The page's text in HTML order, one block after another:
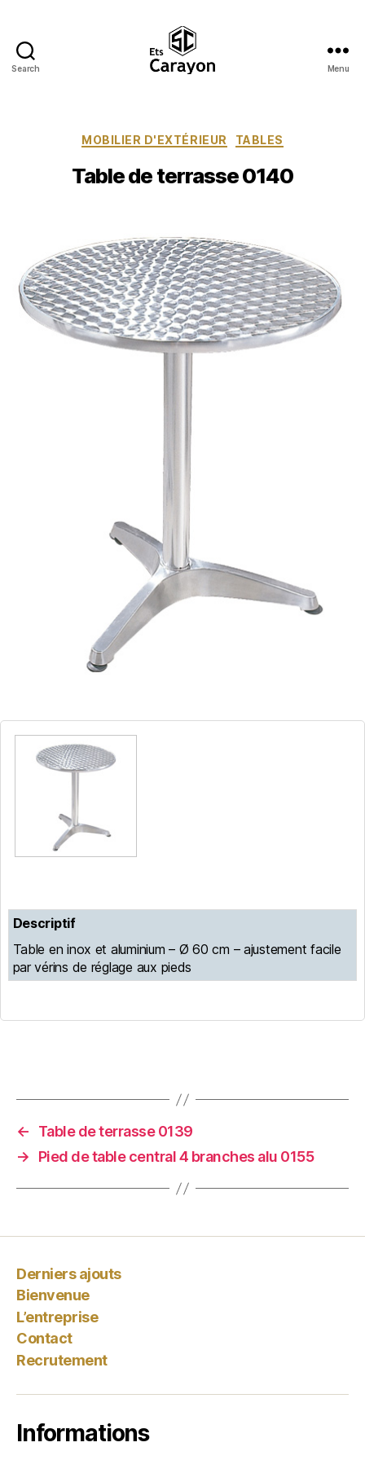
Search Menu
Catégories
MOBILIER D'EXTÉRIEUR TABLES
Table de terrasse 0140
Descriptif
Table en inox et aluminium – Ø 60 cm – ajustement facile
par vérins de réglage aux pieds
←
Table de terrasse 0139
→
Pied de table central 4 branches alu 0155
Derniers ajouts
Bienvenue
L’entreprise
Contact
Recrutement
Informations